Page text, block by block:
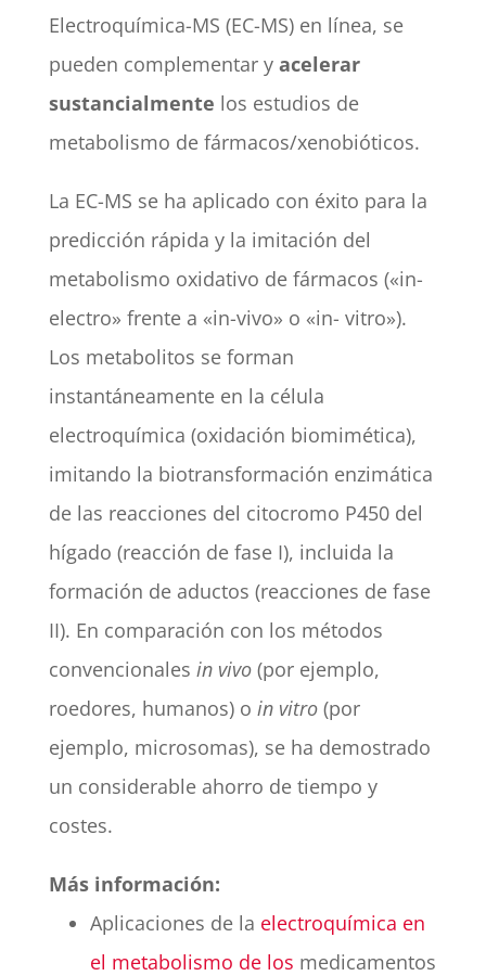
Electroquímica-MS (EC-MS) en línea, se
pueden complementar y acelerar
sustancialmente los estudios de
metabolismo de fármacos/xenobióticos.
La EC-MS se ha aplicado con éxito para la
predicción rápida y la imitación del
metabolismo oxidativo de fármacos («in-
electro» frente a «in-vivo» o «in- vitro»).
Los metabolitos se forman
instantáneamente en la célula
electroquímica (oxidación biomimética),
imitando la biotransformación enzimática
de las reacciones del citocromo P450 del
hígado (reacción de fase I), incluida la
formación de aductos (reacciones de fase
II). En comparación con los métodos
convencionales in vivo(por ejemplo,
roedores, humanos) o in vitro(por
ejemplo, microsomas), se ha demostrado
un considerable ahorro de tiempo y
costes.
Más información:
Aplicaciones de la electroquímica en
el metabolismo de los medicamentos